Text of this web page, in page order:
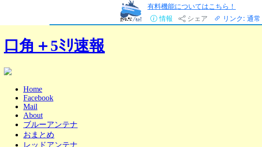
有料機能についてはこちら！
情報
シェア リンク: 通常